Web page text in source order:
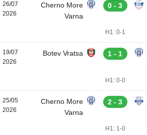
26/07
2026
Cherno More
Varna
0 - 3
H1: 0-1
19/07
2026
Botev Vratsa 1 - 1
H1: 0-0
25/05
2026
Cherno More
Varna
2 - 3
H1: 1-0